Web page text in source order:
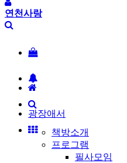
연천사랑
광장애서
책방소개
프로그램
필사모임